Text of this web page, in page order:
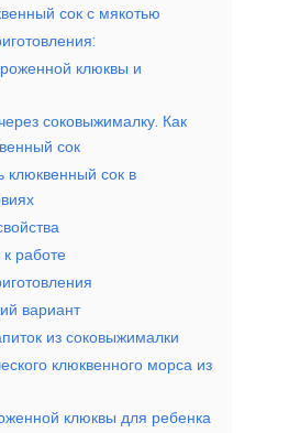
сок с мякотью
клюквы и
соковыжималку. Как
сок
клюквенный сок в
к работе
вариант
из соковыжималки
клюквенного морса из
клюквы для ребенка